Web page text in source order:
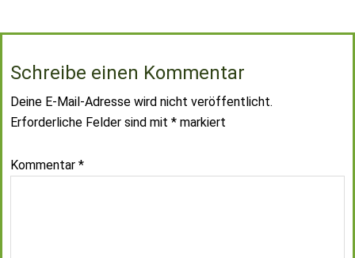
Schreibe einen Kommentar
Deine E-Mail-Adresse wird nicht veröffentlicht.
Erforderliche Felder sind mit * markiert
Kommentar *